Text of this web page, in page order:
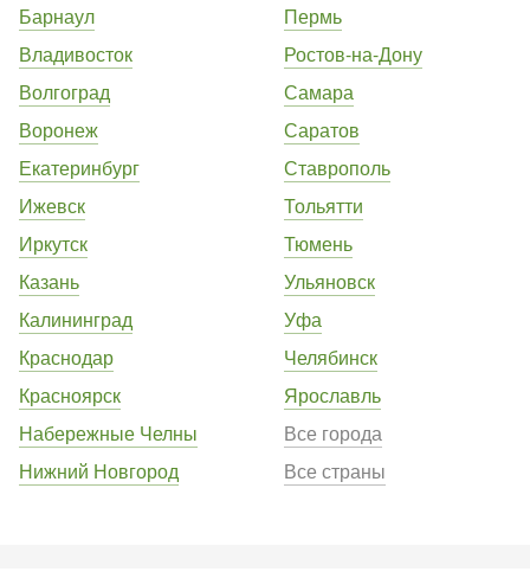
Барнаул
Владивосток
Волгоград
Воронеж
Екатеринбург
Ижевск
Иркутск
Казань
Калининград
Краснодар
Красноярск
Набережные Челны
Нижний Новгород
Пермь
Ростов-на-Дону
Самара
Саратов
Ставрополь
Тольятти
Тюмень
Ульяновск
Уфа
Челябинск
Ярославль
Все города
Все страны